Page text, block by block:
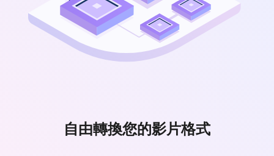
自由轉換您的影片格式